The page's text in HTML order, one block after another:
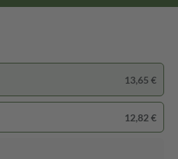
13,65 €
12,82 €